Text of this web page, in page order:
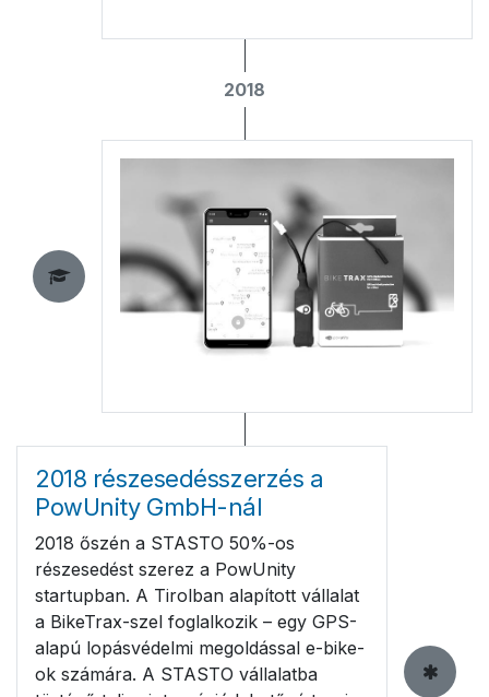
2018
2018 részesedésszerzés a
PowUnity GmbH-nál
2018 őszén a STASTO 50%-os
részesedést szerez a PowUnity
startupban. A Tirolban alapított vállalat
a BikeTrax-szel foglalkozik – egy GPS-
alapú lopásvédelmi megoldással e-bike-
ok számára. A STASTO vállalatba